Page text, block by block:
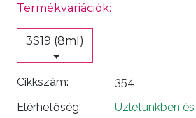
Termékvariációk:
3S19 (8ml)
Cikkszám:
354
Elérhetőség:
Üzletünkben